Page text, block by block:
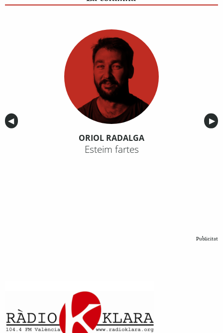
Anterior
◀︎ ▶︎
ORIOL RADALGA
Esteim fartes
Publicitat